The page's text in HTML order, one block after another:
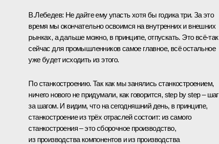
В.Лебедев: Не дайте ему упасть хотя бы годика три. За это
время мы окончательно освоимся на внутренних и внешних
рынках, а дальше можно, в принципе, отпускать. Это
сейчас для промышленников самое главное, всё остальное
уже будет исходить из этого.
По станкостроению. Так как мы занялись станкостроением,
ничего нового не придумали, как говорится, step by step – шаг
за шагом. И видим, что на сегодняшний день, в принципе,
станкостроение из трёх отраслей состоит: из самого
станкостроения – это сборочное производство,
из производства компонентов и из производства